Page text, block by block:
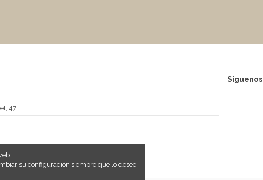
47
Síguenos
su configuración siempre que lo desee.